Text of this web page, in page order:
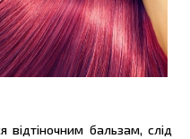
бальзам, слід